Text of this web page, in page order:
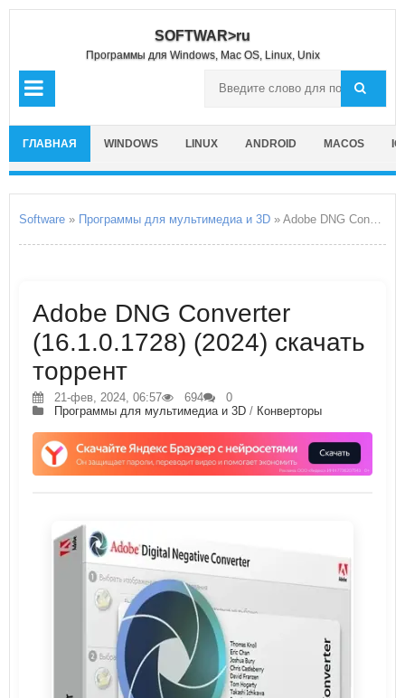
SOFTWAR>ru
Программы для Windows, Mac OS, Linux, Unix
ГЛАВНАЯ WINDOWS LINUX ANDROID MACOS
Software » Программы для мультимедиа и 3D » Adobe DNG Converter
Adobe DNG Converter
(16.1.0.1728) (2024) скачать
торрент
21-фев, 2024, 06:57 694
0
Программы для мультимедиа и 3D / Конверторы